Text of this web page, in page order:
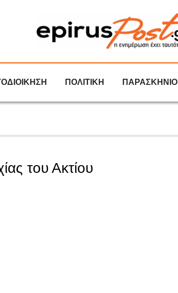
ΠΟΛΙΤΙΚΗ ΠΑΡΑΣΚΗΝΙΟ
του Ακτίου